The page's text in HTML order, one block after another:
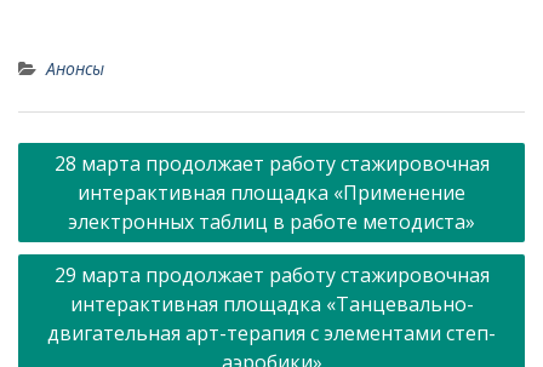
Анонсы
Навигация
записям
28 марта продолжает работу стажировочная
интерактивная площадка «Применение
электронных таблиц в работе методиста»
29 марта продолжает работу стажировочная
интерактивная площадка «Танцевально-
двигательная арт-терапия с элементами степ-